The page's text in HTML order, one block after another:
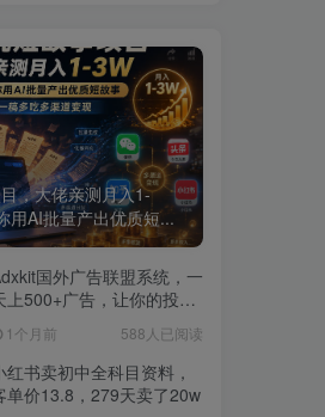
，大佬亲测月入1-
用AI批量产出优质短...
国外广告联盟系统，一
上500+广告，让你的投放
1个月前 588人已阅读
红书卖初中全科目资料，
单价13.8，279天卖了20w